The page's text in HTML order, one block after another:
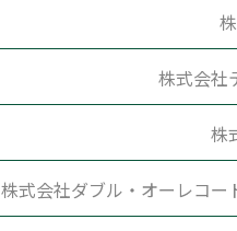
株式会社
株
株式会社ダブル・オーレコ